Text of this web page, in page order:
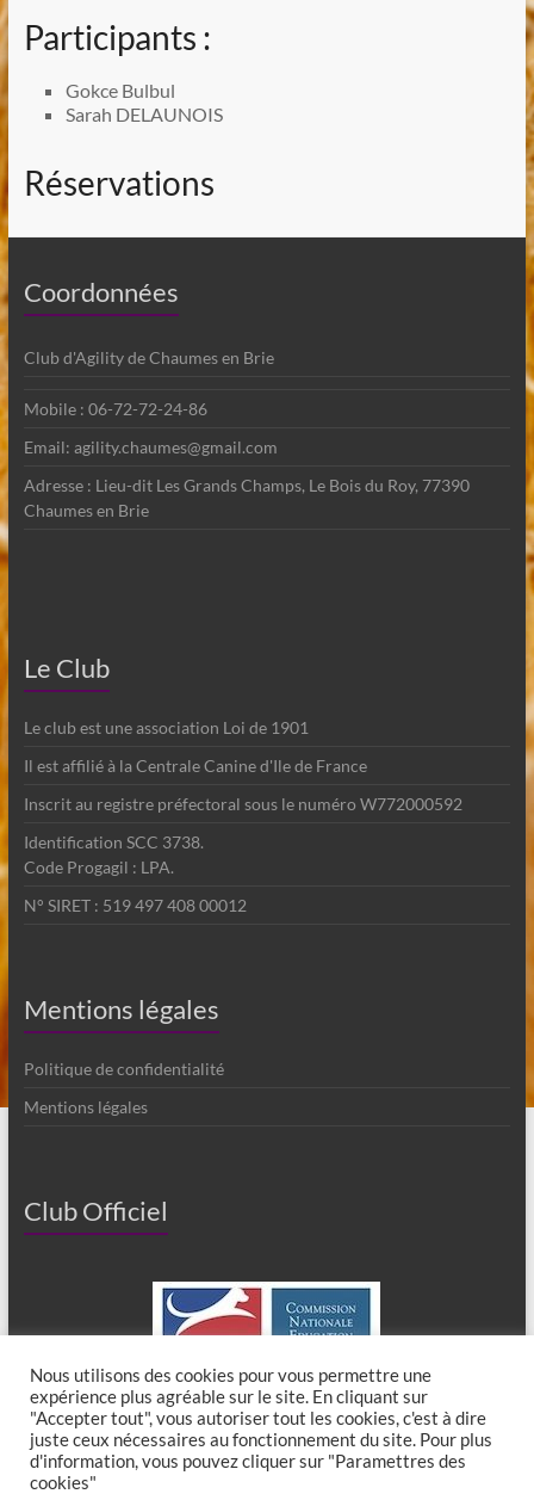
Participants :
Gokce Bulbul
Sarah DELAUNOIS
Réservations
Coordonnées
Club d'Agility de Chaumes en Brie
Mobile : 06-72-72-24-86
Email: agility.chaumes@gmail.com
Adresse : Lieu-dit Les Grands Champs, Le Bois du Roy, 77390
Chaumes en Brie
Le Club
Le club est une association Loi de 1901
Il est affilié à la Centrale Canine d'Ile de France
Inscrit au registre préfectoral sous le numéro W772000592
Identification SCC 3738.
Code Progagil : LPA.
N° SIRET : 519 497 408 00012
Mentions légales
Politique de confidentialité
Mentions légales
Club Officiel
Nous utilisons des cookies pour vous permettre une
expérience plus agréable sur le site. En cliquant sur
"Accepter tout", vous autoriser tout les cookies, c'est à dire
juste ceux nécessaires au fonctionnement du site. Pour plus
d'information, vous pouvez cliquer sur "Paramettres des
cookies"